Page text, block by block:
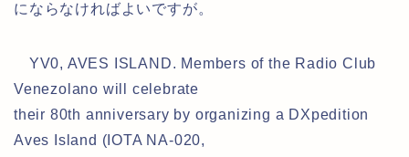
にならなければよいですが。
YV0, AVES ISLAND. Members of the Radio Club
Venezolano will celebrate
their 80th anniversary by organizing a DXpedition
Aves Island (IOTA NA-020,